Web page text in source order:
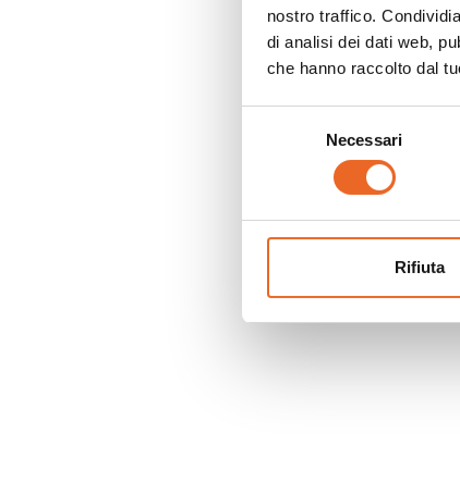
nostro traffico.
di analisi dei dati web,
che hanno raccolto dal
Necessari
Rifiuta